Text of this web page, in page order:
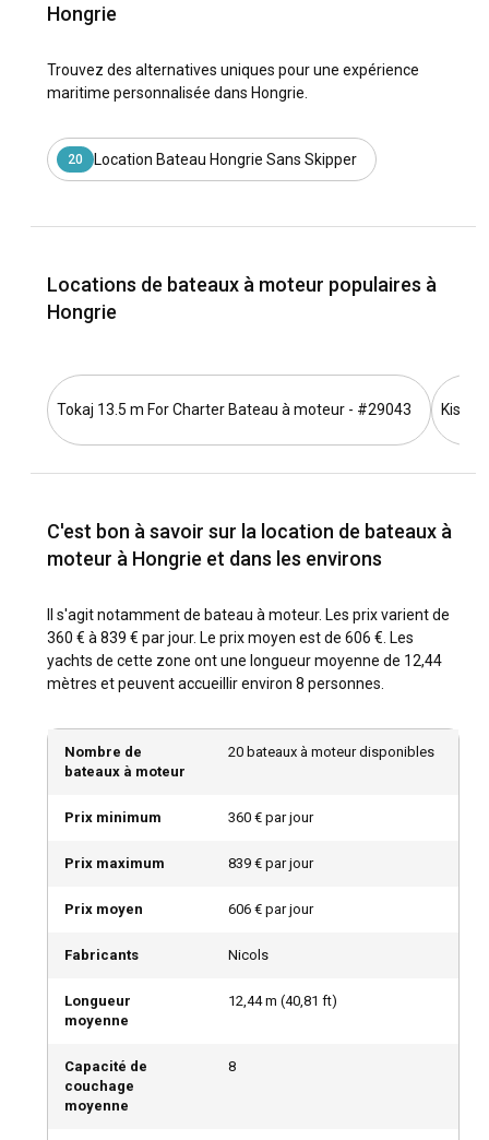
Hongrie
Trouvez des alternatives uniques pour une expérience
maritime personnalisée dans Hongrie.
20 Location Bateau Hongrie Sans Skipper
Locations de bateaux à moteur populaires à
Hongrie
Tokaj 13.5 m For Charter Bateau à moteur - #29043
C'est bon à savoir sur la location de bateaux à
moteur à Hongrie et dans les environs
Il s'agit notamment de bateau à moteur. Les prix varient de
360 € à 839 € par jour. Le prix moyen est de 606 €. Les
yachts de cette zone ont une longueur moyenne de 12,44
mètres et peuvent accueillir environ 8 personnes.
Nombre de
bateaux à moteur
20 bateaux à moteur disponibles
Prix minimum 360 € par jour
Prix maximum 839 € par jour
Prix moyen 606 € par jour
Fabricants Nicols
Longueur
moyenne
12,44m (40,81 ft)
Capacité de
couchage
moyenne
8